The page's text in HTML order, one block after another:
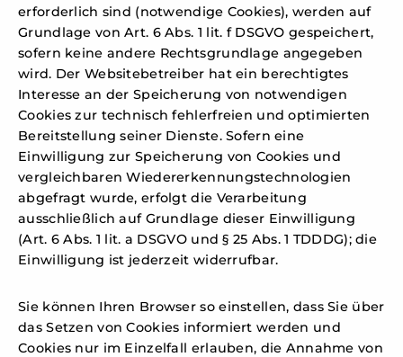
erforderlich sind (notwendige Cookies), werden auf
Grundlage von Art. 6 Abs. 1 lit. f DSGVO gespeichert,
sofern keine andere Rechtsgrundlage angegeben
wird. Der Websitebetreiber hat ein berechtigtes
Interesse an der Speicherung von notwendigen
Cookies zur technisch fehlerfreien und optimierten
Bereitstellung seiner Dienste. Sofern eine
Einwilligung zur Speicherung von Cookies und
vergleichbaren Wiedererkennungstechnologien
abgefragt wurde, erfolgt die Verarbeitung
ausschließlich auf Grundlage dieser Einwilligung
(Art. 6 Abs. 1 lit. a DSGVO und § 25 Abs. 1 TDDDG); die
Einwilligung ist jederzeit widerrufbar.
Sie können Ihren Browser so einstellen, dass Sie über
das Setzen von Cookies informiert werden und
Cookies nur im Einzelfall erlauben, die Annahme von